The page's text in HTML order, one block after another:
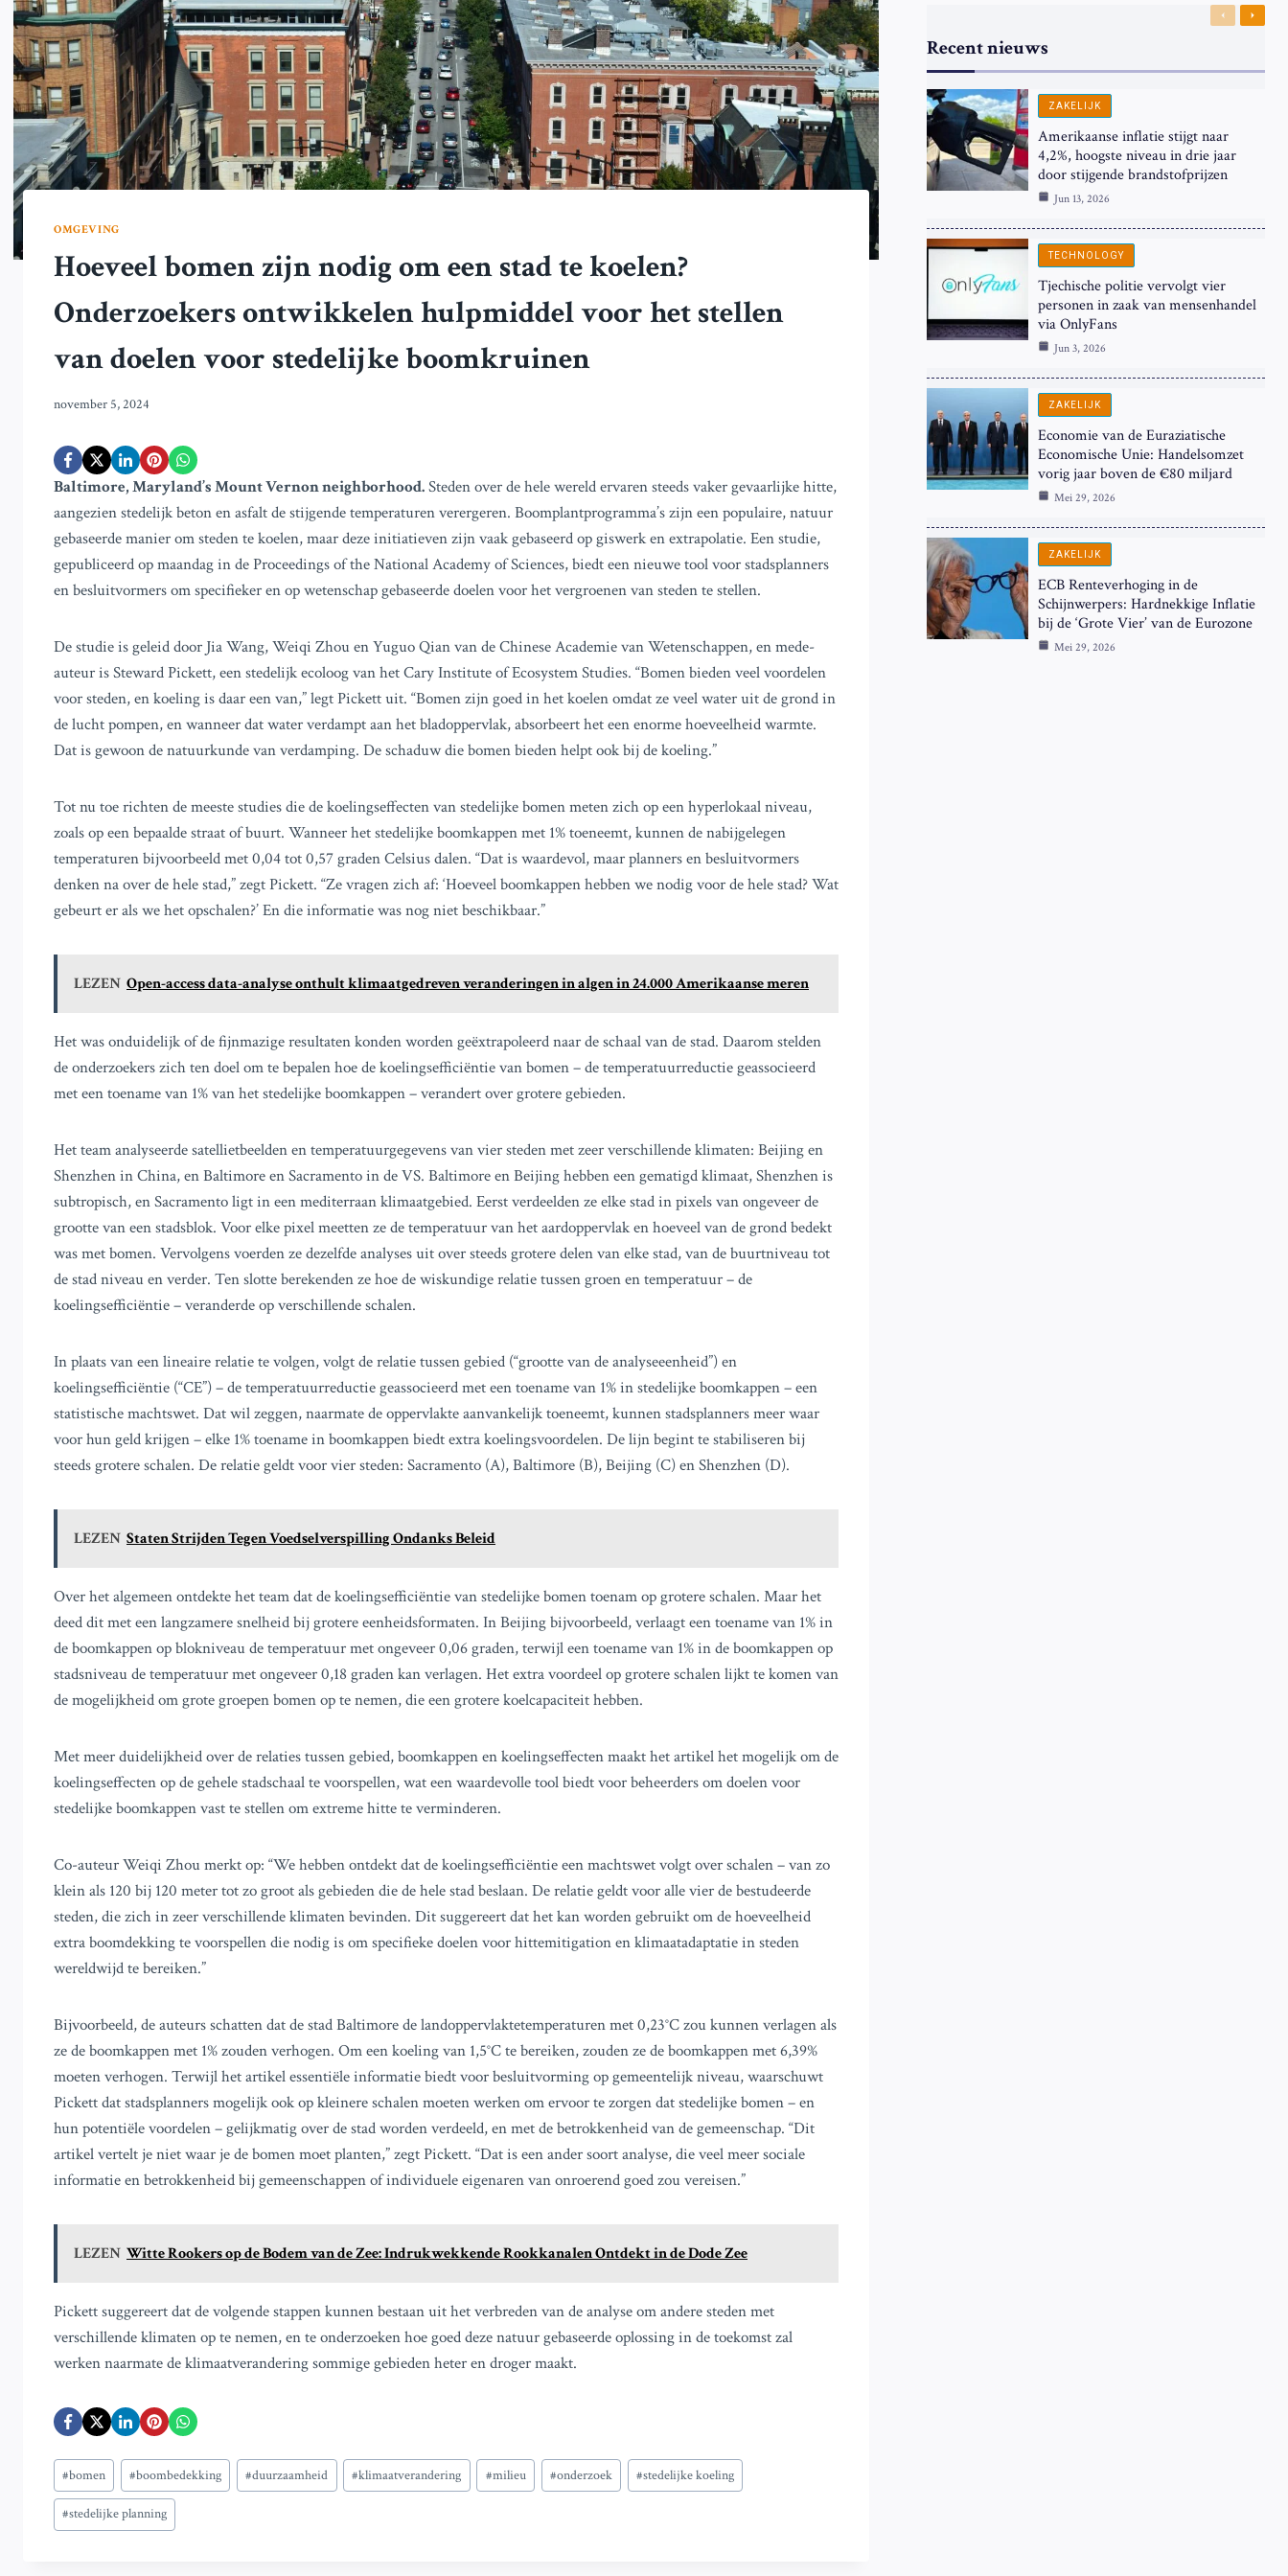
OMGEVING
Hoeveel bomen zijn nodig om een stad te koelen?
Onderzoekers ontwikkelen hulpmiddel voor het stellen
van doelen voor stedelijke boomkruinen
november 5, 2024
Baltimore, Maryland’s Mount Vernon neighborhood.Steden over de hele wereld ervaren steeds vaker gevaarlijke hitte,
aangezien stedelijk beton en asfalt de stijgende temperaturen verergeren. Boomplantprogramma’s zijn een populaire, natuur
gebaseerde manier om steden te koelen, maar deze initiatieven zijn vaak gebaseerd op giswerk en extrapolatie. Een studie,
gepubliceerd op maandag in de Proceedings of the National Academy of Sciences, biedt een nieuwe tool voor stadsplanners
en besluitvormers om specifieker en op wetenschap gebaseerde doelen voor het vergroenen van steden te stellen.
De studie is geleid door Jia Wang, Weiqi Zhou en Yuguo Qian van de Chinese Academie van Wetenschappen, en mede-
auteur is Steward Pickett, een stedelijk ecoloog van het Cary Institute of Ecosystem Studies. “Bomen bieden veel voordelen
voor steden, en koeling is daar een van,” legt Pickett uit. “Bomen zijn goed in het koelen omdat ze veel water uit de grond in
de lucht pompen, en wanneer dat water verdampt aan het bladoppervlak, absorbeert het een enorme hoeveelheid warmte.
Dat is gewoon de natuurkunde van verdamping. De schaduw die bomen bieden helpt ook bij de koeling.”
Tot nu toe richten de meeste studies die de koelingseffecten van stedelijke bomen meten zich op een hyperlokaal niveau,
zoals op een bepaalde straat of buurt. Wanneer het stedelijke boomkappen met 1% toeneemt, kunnen de nabijgelegen
temperaturen bijvoorbeeld met 0,04 tot 0,57 graden Celsius dalen. “Dat is waardevol, maar planners en besluitvormers
denken na over de hele stad,” zegt Pickett. “Ze vragen zich af: ‘Hoeveel boomkappen hebben we nodig voor de hele stad? Wat
gebeurt er als we het opschalen?’ En die informatie was nog niet beschikbaar.”
LEZEN Open-access data-analyse onthult klimaatgedreven veranderingen in algen in 24.000 Amerikaanse meren
Het was onduidelijk of de fijnmazige resultaten konden worden geëxtrapoleerd naar de schaal van de stad. Daarom stelden
de onderzoekers zich ten doel om te bepalen hoe de koelingsefficiëntie van bomen – de temperatuurreductie geassocieerd
met een toename van 1% van het stedelijke boomkappen – verandert over grotere gebieden.
Het team analyseerde satellietbeelden en temperatuurgegevens van vier steden met zeer verschillende klimaten: Beijing en
Shenzhen in China, en Baltimore en Sacramento in de VS. Baltimore en Beijing hebben een gematigd klimaat, Shenzhen is
subtropisch, en Sacramento ligt in een mediterraan klimaatgebied. Eerst verdeelden ze elke stad in pixels van ongeveer de
grootte van een stadsblok. Voor elke pixel meetten ze de temperatuur van het aardoppervlak en hoeveel van de grond bedekt
was met bomen. Vervolgens voerden ze dezelfde analyses uit over steeds grotere delen van elke stad, van de buurtniveau tot
de stad niveau en verder. Ten slotte berekenden ze hoe de wiskundige relatie tussen groen en temperatuur – de
koelingsefficiëntie – veranderde op verschillende schalen.
In plaats van een lineaire relatie te volgen, volgt de relatie tussen gebied (“grootte van de analyseeenheid”) en
koelingsefficiëntie (“CE”) – de temperatuurreductie geassocieerd met een toename van 1% in stedelijke boomkappen – een
statistische machtswet. Dat wil zeggen, naarmate de oppervlakte aanvankelijk toeneemt, kunnen stadsplanners meer waar
voor hun geld krijgen – elke 1% toename in boomkappen biedt extra koelingsvoordelen. De lijn begint te stabiliseren bij
steeds grotere schalen. De relatie geldt voor vier steden: Sacramento (A), Baltimore (B), Beijing (C) en Shenzhen (D).
LEZEN Staten Strijden Tegen Voedselverspilling Ondanks Beleid
Over het algemeen ontdekte het team dat de koelingsefficiëntie van stedelijke bomen toenam op grotere schalen. Maar het
deed dit met een langzamere snelheid bij grotere eenheidsformaten. In Beijing bijvoorbeeld, verlaagt een toename van 1% in
de boomkappen op blokniveau de temperatuur met ongeveer 0,06 graden, terwijl een toename van 1% in de boomkappen op
stadsniveau de temperatuur met ongeveer 0,18 graden kan verlagen. Het extra voordeel op grotere schalen lijkt te komen van
de mogelijkheid om grote groepen bomen op te nemen, die een grotere koelcapaciteit hebben.
Met meer duidelijkheid over de relaties tussen gebied, boomkappen en koelingseffecten maakt het artikel het mogelijk om de
koelingseffecten op de gehele stadschaal te voorspellen, wat een waardevolle tool biedt voor beheerders om doelen voor
stedelijke boomkappen vast te stellen om extreme hitte te verminderen.
Co-auteur Weiqi Zhou merkt op: “We hebben ontdekt dat de koelingsefficiëntie een machtswet volgt over schalen – van zo
klein als 120 bij 120 meter tot zo groot als gebieden die de hele stad beslaan. De relatie geldt voor alle vier de bestudeerde
steden, die zich in zeer verschillende klimaten bevinden. Dit suggereert dat het kan worden gebruikt om de hoeveelheid
extra boomdekking te voorspellen die nodig is om specifieke doelen voor hittemitigation en klimaatadaptatie in steden
wereldwijd te bereiken.”
Bijvoorbeeld, de auteurs schatten dat de stad Baltimore de landoppervlaktetemperaturen met 0,23°C zou kunnen verlagen als
ze de boomkappen met 1% zouden verhogen. Om een koeling van 1,5°C te bereiken, zouden ze de boomkappen met 6,39%
moeten verhogen. Terwijl het artikel essentiële informatie biedt voor besluitvorming op gemeentelijk niveau, waarschuwt
Pickett dat stadsplanners mogelijk ook op kleinere schalen moeten werken om ervoor te zorgen dat stedelijke bomen – en
hun potentiële voordelen – gelijkmatig over de stad worden verdeeld, en met de betrokkenheid van de gemeenschap. “Dit
artikel vertelt je niet waar je de bomen moet planten,” zegt Pickett. “Dat is een ander soort analyse, die veel meer sociale
informatie en betrokkenheid bij gemeenschappen of individuele eigenaren van onroerend goed zou vereisen.”
LEZEN Witte Rookers op de Bodem van de Zee: Indrukwekkende Rookkanalen Ontdekt in de Dode Zee
Pickett suggereert dat de volgende stappen kunnen bestaan uit het verbreden van de analyse om andere steden met
verschillende klimaten op te nemen, en te onderzoeken hoe goed deze natuur gebaseerde oplossing in de toekomst zal
werken naarmate de klimaatverandering sommige gebieden heter en droger maakt.
Bericht
tags:
#bomen #boombedekking #duurzaamheid #klimaatverandering #milieu #onderzoek #stedelijke koeling
#stedelijke planning
Recent nieuws
Previous
Next
ZAKELIJK
Amerikaanse inflatie stijgt naar
4,2%, hoogste niveau in drie jaar
door stijgende brandstofprijzen
Jun 13, 2026
TECHNOLOGY
Tjechische politie vervolgt vier
personen in zaak van mensenhandel
via OnlyFans
Jun 3, 2026
ZAKELIJK
Economie van de Euraziatische
Economische Unie: Handelsomzet
vorig jaar boven de €80 miljard
Mei 29, 2026
ZAKELIJK
ECB Renteverhoging in de
Schijnwerpers: Hardnekkige Inflatie
bij de ‘Grote Vier’ van de Eurozone
Mei 29, 2026